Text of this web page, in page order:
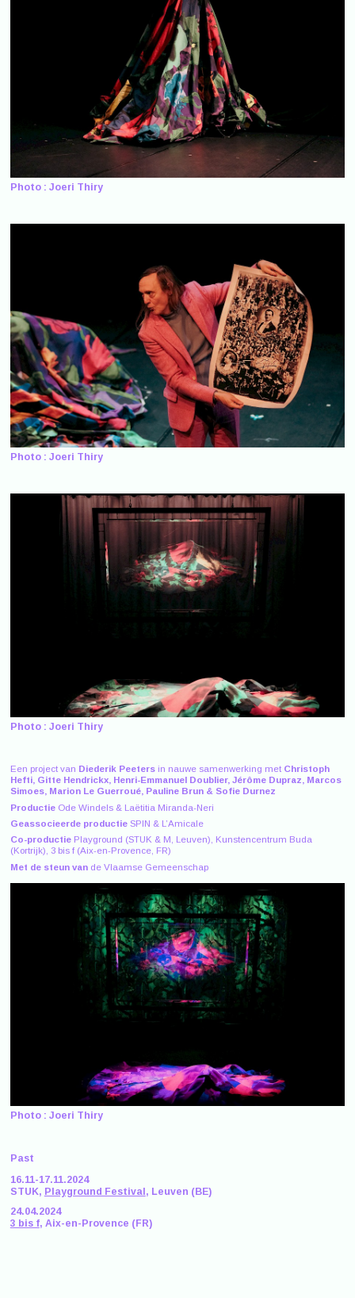
Photo : Joeri Thiry
Photo : Joeri Thiry
Photo : Joeri Thiry
Een project van Diederik Peetersin nauwe samenwerking met Christoph
Hefti, Gitte Hendrickx, Henri-Emmanuel Doublier, Jérôme Dupraz, Marcos
Simoes, Marion Le Guerroué, Pauline Brun & Sofie Durnez
ProductieOde Windels & Laëtitia Miranda-Neri
Geassocieerde productieSPIN & L’Amicale
Co-productiePlayground (STUK & M, Leuven), Kunstencentrum Buda
(Kortrijk), 3 bis f (Aix-en-Provence, FR)
Met de steun vande Vlaamse Gemeenschap
Photo : Joeri Thiry
Past
16.11-17.11.2024
STUK, Playground Festival , Leuven (BE)
24.04.2024
3 bis f, Aix-en-Provence (FR)